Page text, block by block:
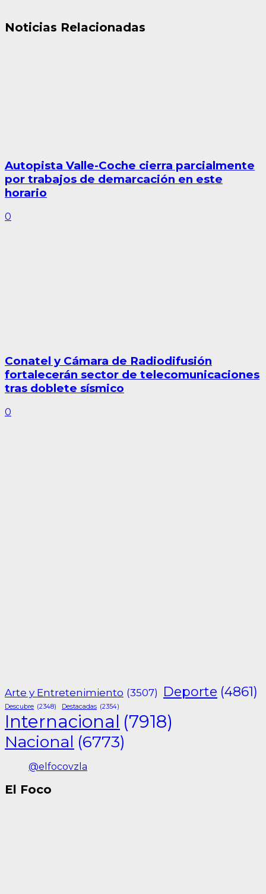
Noticias Relacionadas
Autopista Valle-Coche cierra parcialmente
por trabajos de demarcación en este
horario
0
Conatel y Cámara de Radiodifusión
fortalecerán sector de telecomunicaciones
tras doblete sísmico
0
Arte y Entretenimiento (3507) Deporte (4861)
Descubre (2348) Destacadas (2354)
Internacional (7918)
Nacional (6773)
@elfocovzla
El Foco